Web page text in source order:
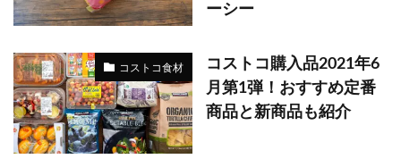
ーシー
コストコ食材
コストコ購入品2021年6
月第1弾！おすすめ定番
商品と新商品も紹介